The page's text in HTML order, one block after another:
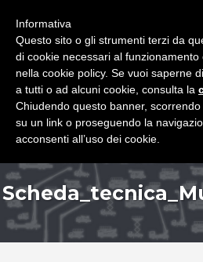
Informativa
Questo sito o gli strumenti terzi da
di cookie necessari al
nella cookie policy. Se vuoi saperne
a tutti o ad alcuni cookie, consulta la
Chiudendo questo banner,
su un link o proseguendo la
acconsenti all’uso dei cookie.